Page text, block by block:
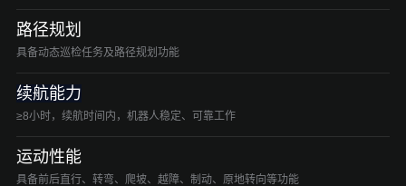
路径规划
具备动态巡检任务及路径规划功能
续航能力
≥8小时，续航时间内，机器人稳定、可靠工作
运动性能
具备前后直行、转弯、爬坡、越障、制动、原地转向等功能